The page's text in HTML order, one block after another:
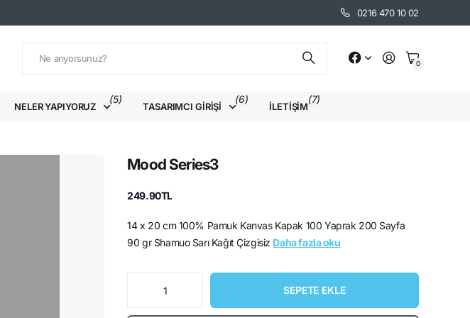
0216 470 10 02
0
NELER YAPIYORUZ
(5)
TASARIMCI GIRIŞI
(6)
İLETIŞIM
(7)
Mood Series3
249.90TL
14 x 20 cm 100% Pamuk Kanvas Kapak 100 Yaprak 200 Sayfa
90 gr Shamuo Sarı Kağıt Çizgisiz Daha fazla oku
SEPETE EKLE